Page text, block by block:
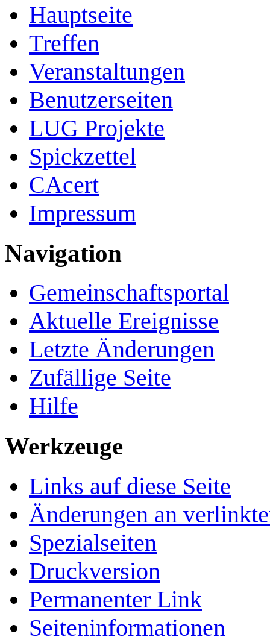
Hauptseite
Treffen
Veranstaltungen
Benutzerseiten
LUG Projekte
Spickzettel
CAcert
Impressum
Navigation
Gemeinschafts­portal
Aktuelle Ereignisse
Letzte Änderungen
Zufällige Seite
Hilfe
Werkzeuge
Links auf diese Seite
Änderungen an
Spezialseiten
Druckversion
Permanenter Link
Seiten­­informationen